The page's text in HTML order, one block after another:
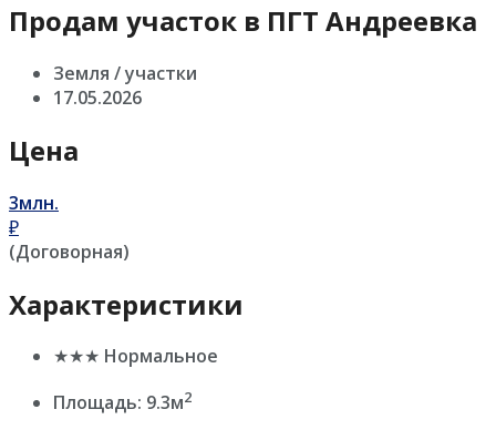
Продам участок в ПГТ Андреевка
Земля / участки
17.05.2026
Цена
3млн.
₽
(Договорная)
Характеристики
★★★ Нормальное
Площадь: 9.3м2